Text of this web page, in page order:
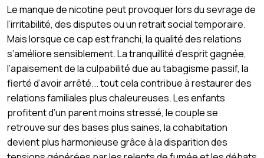
Le manque de nicotine peut provoquer lors du sevrage de
l’irritabilité, des disputes ou un retrait social temporaire.
Mais lorsque ce cap est franchi, la qualité des relations
s’améliore sensiblement. La tranquillité d’esprit gagnée,
l’apaisement de la culpabilité due au tabagisme passif, la
fierté d’avoir arrêté... tout cela contribue à restaurer des
relations familiales plus chaleureuses. Les enfants
profitent d’un parent moins stressé, le couple se
retrouve sur des bases plus saines, la cohabitation
devient plus harmonieuse grâce à la disparition des